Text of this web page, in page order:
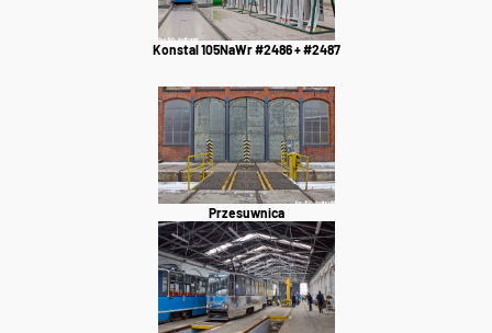
Konstal 105NaWr #2486 + #2487
Przesuwnica